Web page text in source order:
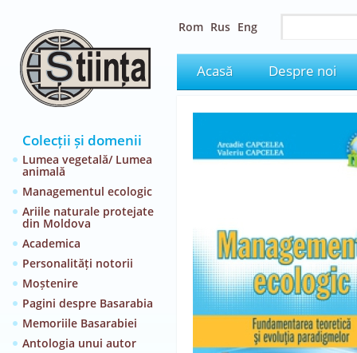
Colecții și domenii
Lumea vegetală/ Lumea
animală
Managementul ecologic
Ariile naturale protejate
din Moldova
Academica
Personalități notorii
Moștenire
Pagini despre Basarabia
Memoriile Basarabiei
Antologia unui autor
Rom Rus Eng
Acasă Despre noi